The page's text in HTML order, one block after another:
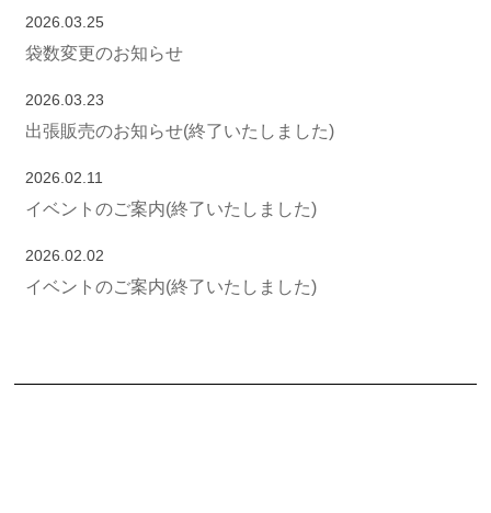
2026.03.25
袋数変更のお知らせ
2026.03.23
出張販売のお知らせ(終了いたしました)
2026.02.11
イベントのご案内(終了いたしました)
2026.02.02
イベントのご案内(終了いたしました)